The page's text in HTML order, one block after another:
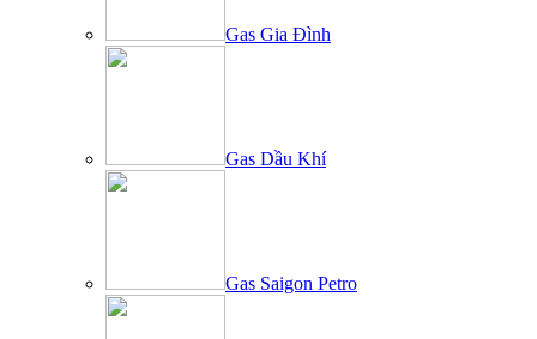
Gas Gia Đình
Gas Dầu Khí
Gas Saigon Petro